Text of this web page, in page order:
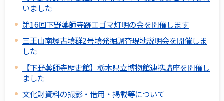
いました
第16回下野薬師寺跡エゴマ灯明の会を開催します
三王山南塚古墳群2号墳発掘調査現地説明会を開催しま
した
【下野薬師寺歴史館】栃木県立博物館連携講座を開催し
ました
文化財資料の撮影・借用・掲載等について